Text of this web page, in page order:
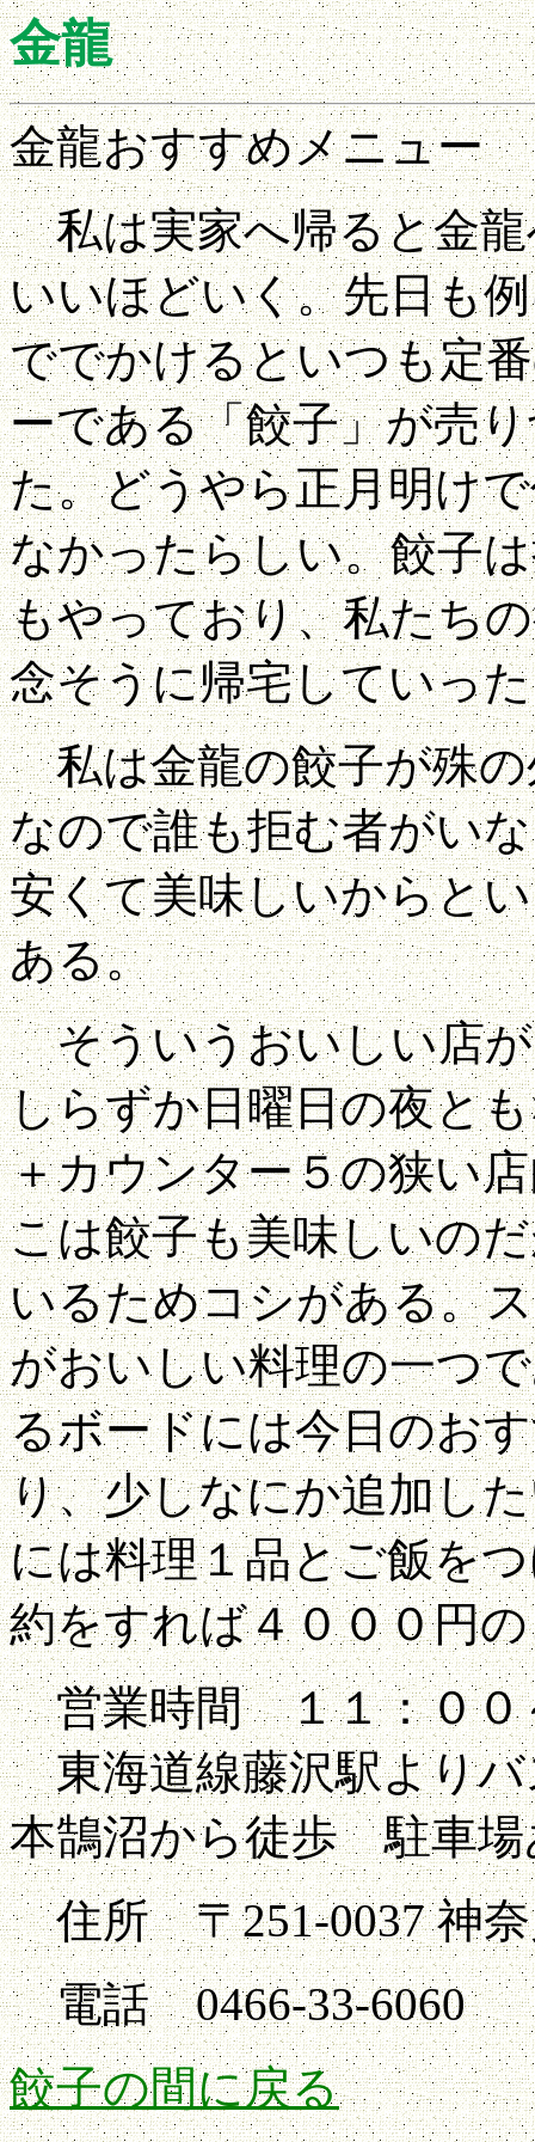
金龍
金龍おすすめメニュー
私は実家へ帰ると金龍
いいほどいく。先日も
ででかけるといつも定
ーである「餃子」が売
た。どうやら正月明け
なかったらしい。餃子
もやっており、私たち
念そうに帰宅していっ
私は金龍の餃子が殊の
なので誰も拒む者がい
安くて美味しいからと
ある。
そういうおいしい店が
しらずか日曜日の夜と
＋カウンター５の狭い
こは餃子も美味しいの
いるためコシがある。
がおいしい料理の一つ
るボードには今日のお
り、少しなにか追加し
には料理１品とご飯を
約をすれば４０００円
営業時間 １１：００
東海道線藤沢駅より
本鵠沼から徒歩 駐車場
住所 〒251-0037 神奈
電話 0466-33-6060
餃子の間に戻る